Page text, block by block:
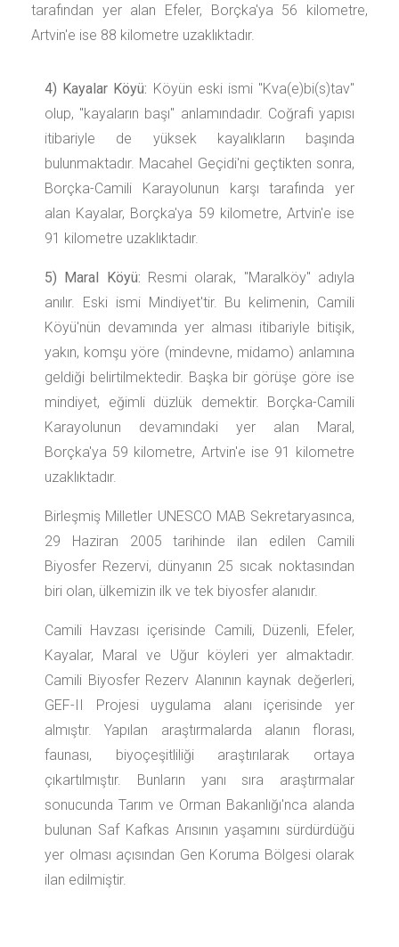
tarafından yer alan Efeler, Borçka'ya 56 kilometre,
Artvin'e ise 88 kilometre uzaklıktadır.
4) Kayalar Köyü: Köyün eski ismi "Kva(e)bi(s)tav"
olup, "kayaların başı" anlamındadır. Coğrafi yapısı
itibariyle de yüksek kayalıkların başında
bulunmaktadır. Macahel Geçidi'ni geçtikten sonra,
Borçka-Camili Karayolunun karşı tarafında yer
alan Kayalar, Borçka'ya 59 kilometre, Artvin'e ise
91 kilometre uzaklıktadır.
5) Maral Köyü: Resmi olarak, "Maralköy" adıyla
anılır. Eski ismi Mindiyet'tir. Bu kelimenin, Camili
Köyü'nün devamında yer alması itibariyle bitişik,
yakın, komşu yöre (mindevne, midamo) anlamına
geldiği belirtilmektedir. Başka bir görüşe göre ise
mindiyet, eğimli düzlük demektir. Borçka-Camili
Karayolunun devamındaki yer alan Maral,
Borçka'ya 59 kilometre, Artvin'e ise 91 kilometre
uzaklıktadır.
Birleşmiş Milletler UNESCO MAB Sekretaryasınca,
29 Haziran 2005 tarihinde ilan edilen Camili
Biyosfer Rezervi, dünyanın 25 sıcak noktasından
biri olan, ülkemizin ilk ve tek biyosfer alanıdır.
Camili Havzası içerisinde Camili, Düzenli, Efeler,
Kayalar, Maral ve Uğur köyleri yer almaktadır.
Camili Biyosfer Rezerv Alanının kaynak değerleri,
GEF-II Projesi uygulama alanı içerisinde yer
almıştır. Yapılan araştırmalarda alanın florası,
faunası, biyoçeşitliliği araştırılarak ortaya
çıkartılmıştır. Bunların yanı sıra araştırmalar
sonucunda Tarım ve Orman Bakanlığı'nca alanda
bulunan Saf Kafkas Arısının yaşamını sürdürdüğü
yer olması açısından Gen Koruma Bölgesi olarak
ilan edilmiştir.